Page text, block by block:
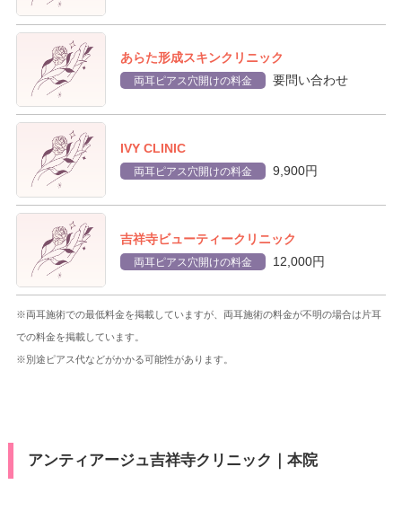
あらた形成スキンクリニック
両耳ピアス穴開けの料金 要問い合わせ
IVY CLINIC
両耳ピアス穴開けの料金 9,900円
吉祥寺ビューティークリニック
両耳ピアス穴開けの料金 12,000円
※両耳施術での最低料金を掲載していますが、両耳施術の料金が不明の場合は片耳
での料金を掲載しています。
※別途ピアス代などがかかる可能性があります。
アンティアージュ吉祥寺クリニック｜本院